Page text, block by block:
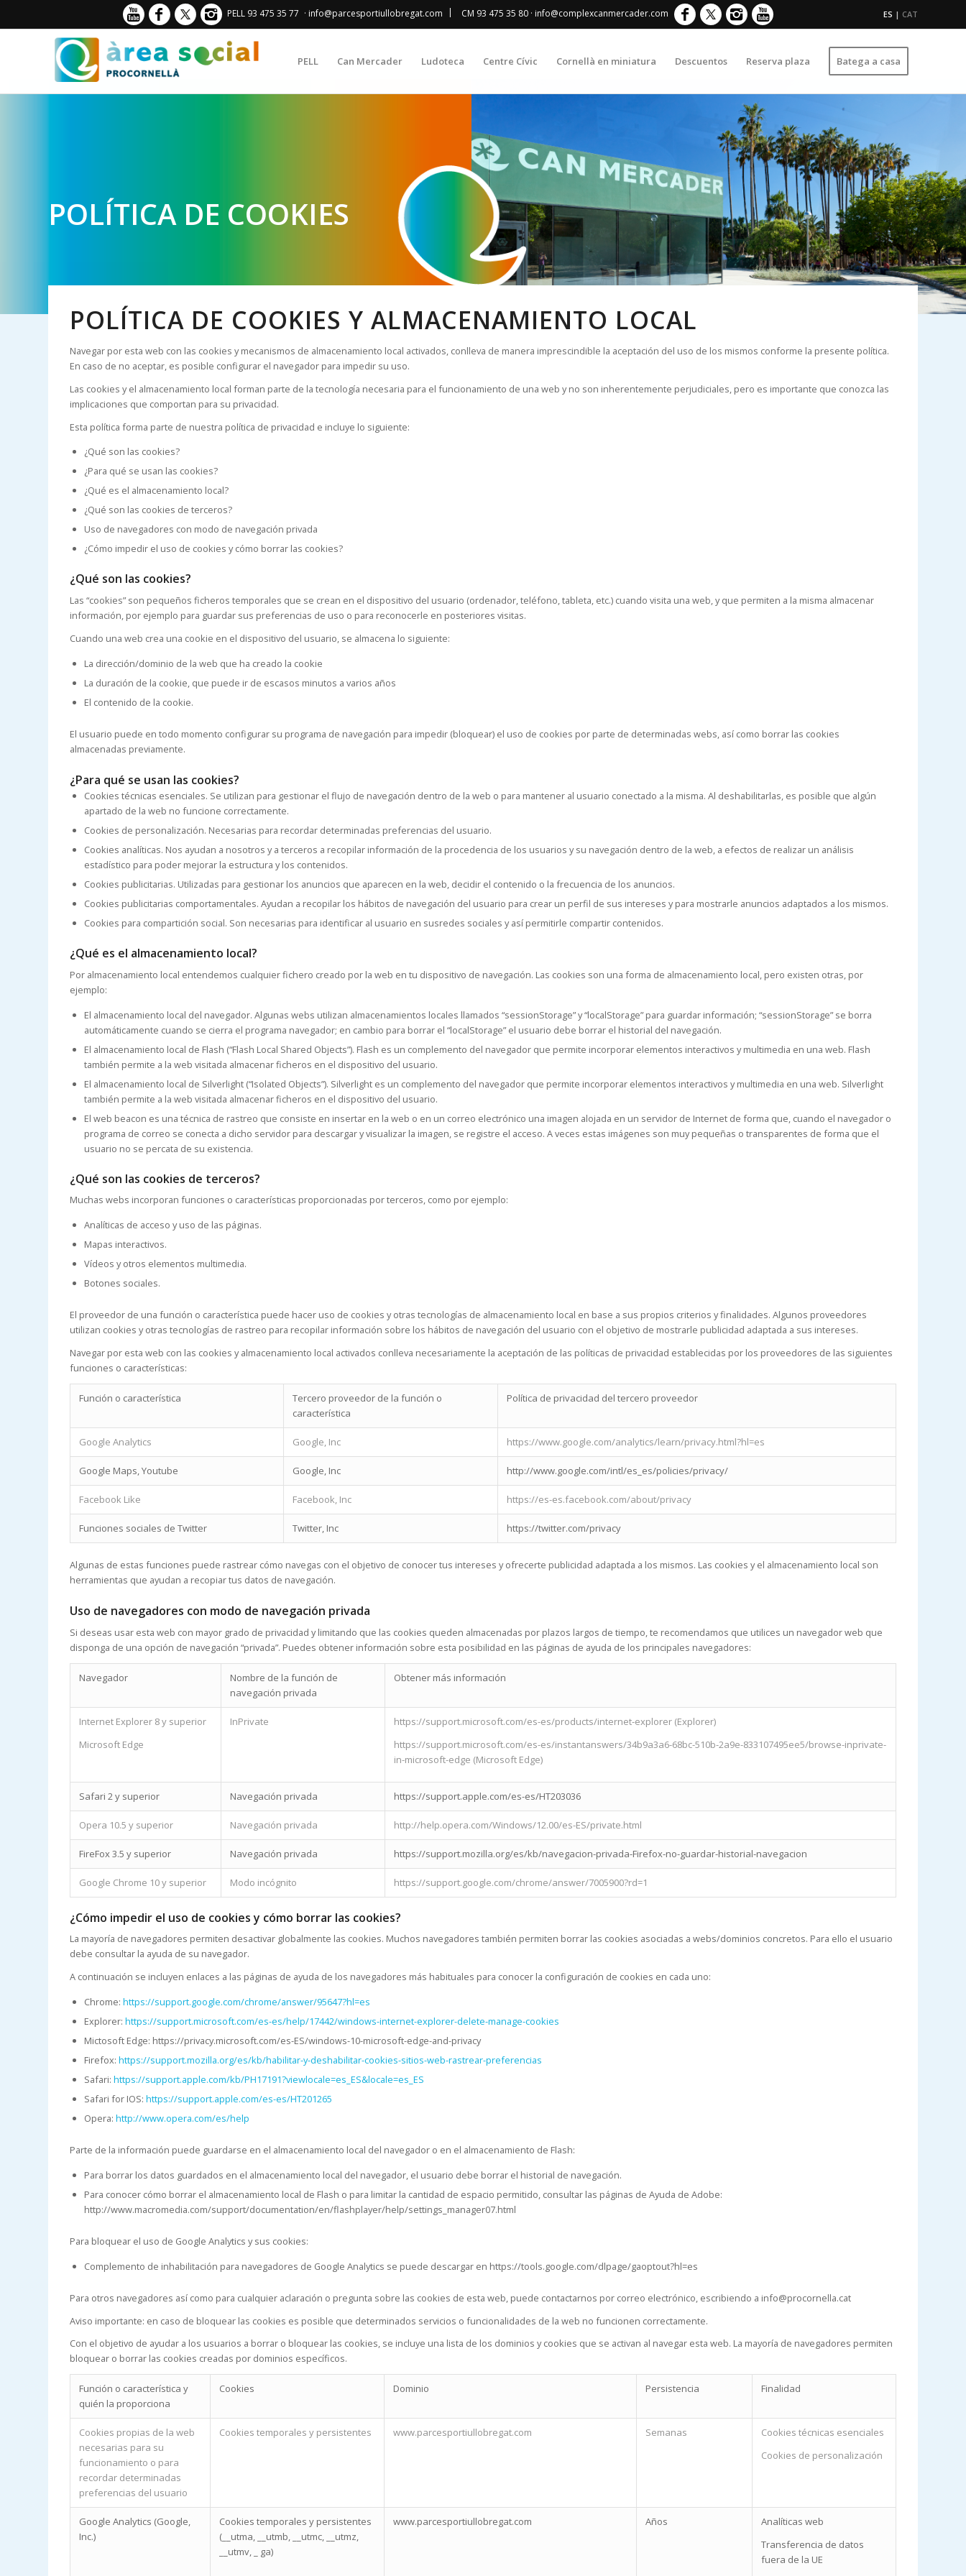
PELL 93 475 35 77 · info@parcesportiullobregat.com | CM 93 475 35 80· info@complexcanmercader.com ES | CAT
PELL Can Mercader Ludoteca Centre Cívic Cornellà en miniatura Descuentos Reserva plaza Batega a casa
POLÍTICA DE COOKIES
POLÍTICA DE COOKIES Y ALMACENAMIENTO LOCAL
Navegar por esta web con las cookies y mecanismos de almacenamiento local activados, conlleva de manera imprescindible la aceptación del uso de los mismos conforme la presente política.
En caso de no aceptar, es posible configurar el navegador para impedir su uso.
Las cookies y el almacenamiento local forman parte de la tecnología necesaria para el funcionamiento de una web y no son inherentemente perjudiciales, pero es importante que conozca las
implicaciones que comportan para su privacidad.
Esta política forma parte de nuestra política de privacidad e incluye lo siguiente:
¿Qué son las cookies?
¿Para qué se usan las cookies?
¿Qué es el almacenamiento local?
¿Qué son las cookies de terceros?
Uso de navegadores con modo de navegación privada
¿Cómo impedir el uso de cookies y cómo borrar las cookies?
¿Qué son las cookies?
Las “cookies” son pequeños ficheros temporales que se crean en el dispositivo del usuario (ordenador, teléfono, tableta, etc.) cuando visita una web, y que permiten a la misma almacenar
información, por ejemplo para guardar sus preferencias de uso o para reconocerle en posteriores visitas.
Cuando una web crea una cookie en el dispositivo del usuario, se almacena lo siguiente:
La dirección/dominio de la web que ha creado la cookie
La duración de la cookie, que puede ir de escasos minutos a varios años
El contenido de la cookie.
El usuario puede en todo momento configurar su programa de navegación para impedir (bloquear) el uso de cookies por parte de determinadas webs, así como borrar las cookies
almacenadas previamente.
¿Para qué se usan las cookies?
Cookies técnicas esenciales. Se utilizan para gestionar el flujo de navegación dentro de la web o para mantener al usuario conectado a la misma. Al deshabilitarlas, es posible que algún
apartado de la web no funcione correctamente.
Cookies de personalización. Necesarias para recordar determinadas preferencias del usuario.
Cookies analíticas. Nos ayudan a nosotros y a terceros a recopilar información de la procedencia de los usuarios y su navegación dentro de la web, a efectos de realizar un análisis
estadístico para poder mejorar la estructura y los contenidos.
Cookies publicitarias. Utilizadas para gestionar los anuncios que aparecen en la web, decidir el contenido o la frecuencia de los anuncios.
Cookies publicitarias comportamentales. Ayudan a recopilar los hábitos de navegación del usuario para crear un perfil de sus intereses y para mostrarle anuncios adaptados a los mismos.
Cookies para compartición social. Son necesarias para identificar al usuario en susredes sociales y así permitirle compartir contenidos.
¿Qué es el almacenamiento local?
Por almacenamiento local entendemos cualquier fichero creado por la web en tu dispositivo de navegación. Las cookies son una forma de almacenamiento local, pero existen otras, por
ejemplo:
El almacenamiento local del navegador. Algunas webs utilizan almacenamientos locales llamados “sessionStorage” y “localStorage” para guardar información; “sessionStorage” se borra
automáticamente cuando se cierra el programa navegador; en cambio para borrar el “localStorage” el usuario debe borrar el historial del navegación.
El almacenamiento local de Flash (“Flash Local Shared Objects”). Flash es un complemento del navegador que permite incorporar elementos interactivos y multimedia en una web. Flash
también permite a la web visitada almacenar ficheros en el dispositivo del usuario.
El almacenamiento local de Silverlight (“Isolated Objects”). Silverlight es un complemento del navegador que permite incorporar elementos interactivos y multimedia en una web. Silverlight
también permite a la web visitada almacenar ficheros en el dispositivo del usuario.
El web beacon es una técnica de rastreo que consiste en insertar en la web o en un correo electrónico una imagen alojada en un servidor de Internet de forma que, cuando el navegador o
programa de correo se conecta a dicho servidor para descargar y visualizar la imagen, se registre el acceso. A veces estas imágenes son muy pequeñas o transparentes de forma que el
usuario no se percata de su existencia.
¿Qué son las cookies de terceros?
Muchas webs incorporan funciones o características proporcionadas por terceros, como por ejemplo:
Analíticas de acceso y uso de las páginas.
Mapas interactivos.
Vídeos y otros elementos multimedia.
Botones sociales.
El proveedor de una función o característica puede hacer uso de cookies y otras tecnologías de almacenamiento local en base a sus propios criterios y finalidades. Algunos proveedores
utilizan cookies y otras tecnologías de rastreo para recopilar información sobre los hábitos de navegación del usuario con el objetivo de mostrarle publicidad adaptada a sus intereses.
Navegar por esta web con las cookies y almacenamiento local activados conlleva necesariamente la aceptación de las políticas de privacidad establecidas por los proveedores de las siguientes
funciones o características:
Función o característica
Tercero proveedor de la función o
característica
Política de privacidad del tercero proveedor
Google Analytics Google, Inc https://www.google.com/analytics/learn/privacy.html?hl=es
Google Maps, Youtube Google, Inc http://www.google.com/intl/es_es/policies/privacy/
Facebook Like Facebook, Inc https://es-es.facebook.com/about/privacy
Funciones sociales de Twitter Twitter, Inc https://twitter.com/privacy
Algunas de estas funciones puede rastrear cómo navegas con el objetivo de conocer tus intereses y ofrecerte publicidad adaptada a los mismos. Las cookies y el almacenamiento local son
herramientas que ayudan a recopiar tus datos de navegación.
Uso de navegadores con modo de navegación privada
Si deseas usar esta web con mayor grado de privacidad y limitando que las cookies queden almacenadas por plazos largos de tiempo, te recomendamos que utilices un navegador web que
disponga de una opción de navegación “privada”. Puedes obtener información sobre esta posibilidad en las páginas de ayuda de los principales navegadores:
Navegador
Nombre de la función de
navegación privada
Obtener más información
Internet Explorer 8 y superior
Microsoft Edge
InPrivate
https://support.microsoft.com/es-es/products/internet-explorer (Explorer)
https://support.microsoft.com/es-es/instantanswers/34b9a3a6-68bc-510b-2a9e-833107495ee5/browse-inprivate-
in-microsoft-edge (Microsoft Edge)
Safari 2 y superior Navegación privada https://support.apple.com/es-es/HT203036
Opera 10.5 y superior Navegación privada http://help.opera.com/Windows/12.00/es-ES/private.html
FireFox 3.5 y superior Navegación privada https://support.mozilla.org/es/kb/navegacion-privada-Firefox-no-guardar-historial-navegacion
Google Chrome 10 y superior Modo incógnito https://support.google.com/chrome/answer/7005900?rd=1
¿Cómo impedir el uso de cookies y cómo borrar las cookies?
La mayoría de navegadores permiten desactivar globalmente las cookies. Muchos navegadores también permiten borrar las cookies asociadas a webs/dominios concretos. Para ello el usuario
debe consultar la ayuda de su navegador.
A continuación se incluyen enlaces a las páginas de ayuda de los navegadores más habituales para conocer la configuración de cookies en cada uno:
Chrome: https://support.google.com/chrome/answer/95647?hl=es
Explorer: https://support.microsoft.com/es-es/help/17442/windows-internet-explorer-delete-manage-cookies
Mictosoft Edge: https://privacy.microsoft.com/es-ES/windows-10-microsoft-edge-and-privacy
Firefox: https://support.mozilla.org/es/kb/habilitar-y-deshabilitar-cookies-sitios-web-rastrear-preferencias
Safari: https://support.apple.com/kb/PH17191?viewlocale=es_ES&locale=es_ES
Safari for IOS: https://support.apple.com/es-es/HT201265
Opera: http://www.opera.com/es/help
Parte de la información puede guardarse en el almacenamiento local del navegador o en el almacenamiento de Flash:
Para borrar los datos guardados en el almacenamiento local del navegador, el usuario debe borrar el historial de navegación.
Para conocer cómo borrar el almacenamiento local de Flash o para limitar la cantidad de espacio permitido, consultar las páginas de Ayuda de Adobe:
http://www.macromedia.com/support/documentation/en/flashplayer/help/settings_manager07.html
Para bloquear el uso de Google Analytics y sus cookies:
Complemento de inhabilitación para navegadores de Google Analytics se puede descargar en https://tools.google.com/dlpage/gaoptout?hl=es
Para otros navegadores así como para cualquier aclaración o pregunta sobre las cookies de esta web, puede contactarnos por correo electrónico, escribiendo a info@procornella.cat
Aviso importante: en caso de bloquear las cookies es posible que determinados servicios o funcionalidades de la web no funcionen correctamente.
Con el objetivo de ayudar a los usuarios a borrar o bloquear las cookies, se incluye una lista de los dominios y cookies que se activan al navegar esta web. La mayoría de navegadores permiten
bloquear o borrar las cookies creadas por dominios específicos.
Función o característica y
quién la proporciona
Cookies Dominio Persistencia Finalidad
Cookies propias de la web
necesarias para su
funcionamiento o para
recordar determinadas
preferencias del usuario
Cookies temporales y persistentes www.parcesportiullobregat.com Semanas
Cookies técnicas esenciales
Cookies de personalización
Google Analytics (Google,
Inc.)
Cookies temporales y persistentes
(__utma, __utmb, __utmc, __utmz,
__utmv, _ ga)
www.parcesportiullobregat.com Años
Analíticas web
Transferencia de datos
fuera de la UE